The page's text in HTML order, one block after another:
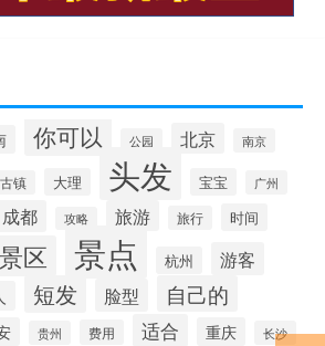
你可以 公园 北京 南京
古镇 大理 头发 宝宝 广州
成都 攻略 旅游 旅行 时间
景区 景点 杭州 游客
短发 脸型 自己的
贵州 费用 适合 重庆 长沙